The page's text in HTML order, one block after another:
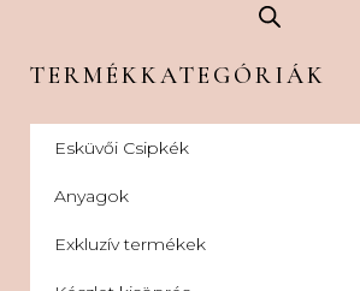
TERMÉKKATEGÓRIÁK
Esküvői Csipkék
Anyagok
Exkluzív termékek